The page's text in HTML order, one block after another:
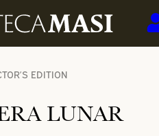
EDITION
LUNAR